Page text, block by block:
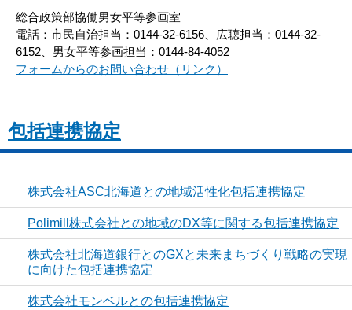
総合政策部協働男女平等参画室
電話：市民自治担当：0144-32-6156、広聴担当：0144-32-
6152、男女平等参画担当：0144-84-4052
フォームからのお問い合わせ（リンク）
包括連携協定
株式会社ASC北海道との地域活性化包括連携協定
Polimill株式会社との地域のDX等に関する包括連携協定
株式会社北海道銀行とのGXと未来まちづくり戦略の実現
に向けた包括連携協定
株式会社モンベルとの包括連携協定